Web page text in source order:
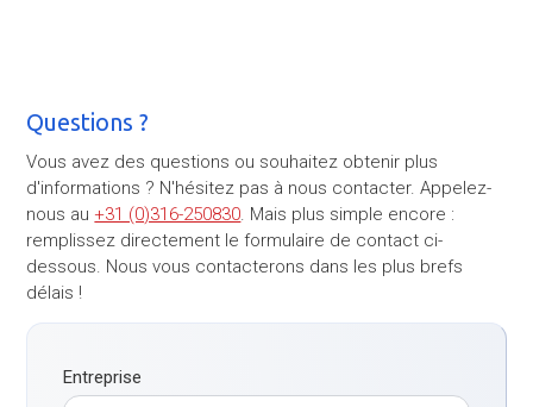
Questions ?
Vous avez des questions ou souhaitez obtenir plus
d'informations ? N'hésitez pas à nous contacter. Appelez-
nous au +31 (0)316-250830. Mais plus simple encore :
remplissez directement le formulaire de contact ci-
dessous. Nous vous contacterons dans les plus brefs
délais !
Entreprise